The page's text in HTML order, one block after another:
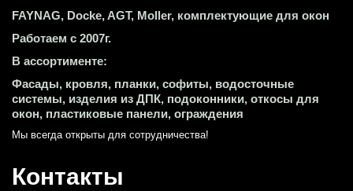
FAYNAG, Docke, AGT, Moller, комплектующие для окон
Работаем с 2007г.
В ассортименте:
Фасады, кровля, планки, софиты, водосточные
системы, изделия из ДПК, подоконники, откосы для
окон, пластиковые панели, ограждения
Мы всегда открыты для сотрудничества!
Контакты